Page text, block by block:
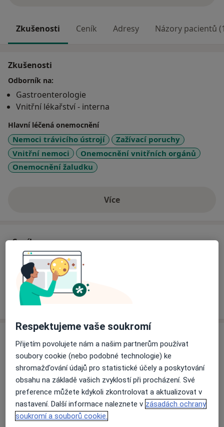
Zkušenosti Ceník Adresy Názory pacientů
Zkušenosti
Odborník na:
Gastroenterologie
Vnitřní lékařství - interna
Hlavní léčená onemocnění
Nemoci trávicího ústrojí
Zažívací poruchy
Vnitřní nemoci
Onemocnění vnitřních orgánů
Onemocnění žaludku
Víceo zkušenostech
Ceník
Informace o službách a cenách nejsou k dispozici
Tento specialista ještě nepřidával žádné informace o
svých službách.
Adresa 1 Adresa 2
II. interní klinika - gastroenterologická a
geriatrická, Fakultní nemocnice Olomouc
Olomouc
Respektujeme vaše soukromí
Přijetím povolujete nám a našim partnerům používat
soubory cookie (nebo podobné technologie) ke
shromažďování údajů pro statistické účely a poskytování
obsahu na základě vašich zvyklostí při procházení. Své
preference můžete kdykoli zkontrolovat a aktualizovat v
nastavení. Další informace naleznete v zásadách ochrany
soukromí a souborů cookie.